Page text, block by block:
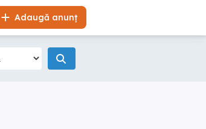
Adaugă anunț
Listă